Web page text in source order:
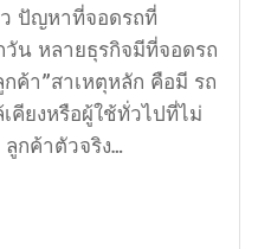
ปัญหาที่จอดรถที่
วัน หลายธุรกิจมีที่จอดรถ
ค้า”สาเหตุหลัก คือมี รถ
คียงหรือผู้ใช้ทั่วไปที่ไม่
กค้าตัวจริง…